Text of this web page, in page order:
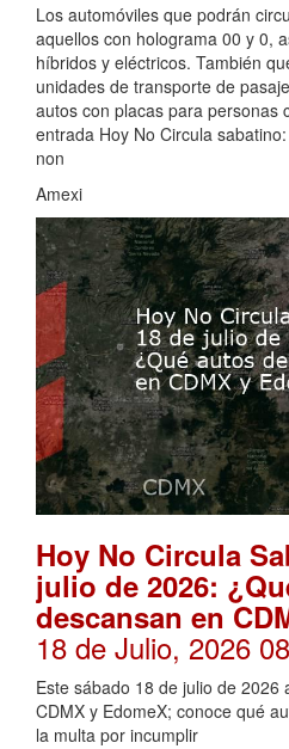
Los automóviles que podrán
aquellos con holograma 00 y 0,
híbridos y eléctricos. También
unidades de transporte de
autos con placas para personas
entrada Hoy No Circula
non
Amexi
Hoy No Circula
julio de 2026:
descansan en
18 de Julio, 2026
Este sábado 18 de julio de 2026
CDMX y EdomeX; conoce qué
la multa por incumplir